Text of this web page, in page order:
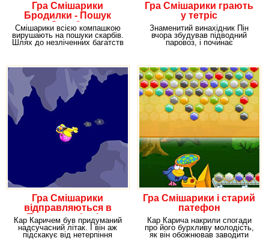
Гра Смішарики
Бродилки - Пошук
Скарбу
Смішарики всією компашкою
вирушають на пошуки скарбів.
Шлях до незліченних багатств
Гра Смішарики грають
у тетріс
Знаменитий винахідник Пін
вчора збудував підводний
паровоз, і починає
Гра Смішарики
відправляються в
Паралельні світи
Кар Каричем був придуманий
надсучасний літак. І він аж
підскакує від нетерпіння
Гра Смішарики і старий
патефон
Кар Карича накрили спогади
про його бурхливу молодість,
як він обожнював заводити